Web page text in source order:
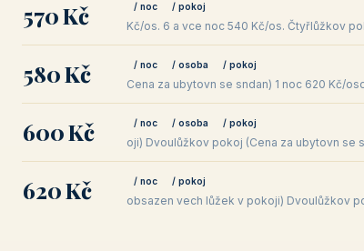
570 Kč / noc / pokoj
Kč/os. 6 a vce noc 540 Kč/os. Čtyřlůžkov
580 Kč / noc / osoba / pokoj
Cena za ubytovn se sndan) 1 noc 620 Kč/
600 Kč / noc / osoba / pokoj
oji) Dvoulůžkov pokoj (Cena za ubytovn se
620 Kč / noc / pokoj
obsazen vech lůžek v pokoji) Dvoulůžkov